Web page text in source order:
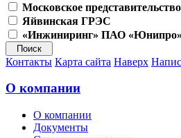
Московское представительство
Яйвинская ГРЭС
«Инжиниринг» ПАО «Юнипро»
Контакты Карта сайта Наверх
О компании
О компании
Документы